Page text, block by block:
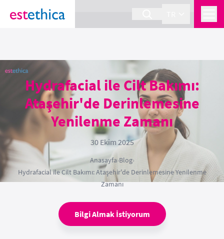
section Service {
Hydrafacial ile Cilt Bakımı:
Ataşehir'de Derinlemesine
Yenilenme Zamanı
30 Ekim 2025
Anasayfa›Blog›
Hydrafacial ile Cilt Bakımı: Ataşehir'de Derinlemesine Yenilenme
Zamanı
Bilgi Almak İstiyorum